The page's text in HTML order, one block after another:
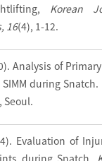
Korean
16(4), 1-12.
Analysis of
during Snatch.
, Seoul.
Evaluation of
during Snatch.